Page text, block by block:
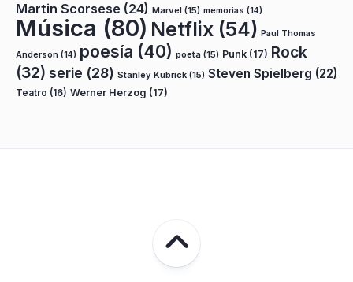
Martin Scorsese (24) Marvel (15) memorias (14)
Música (80) Netflix (54) Paul Thomas
Anderson (14) poesía (40) poeta (15) Punk (17) Rock
(32) serie (28) Stanley Kubrick (15) Steven Spielberg (22)
Teatro (16) Werner Herzog (17)